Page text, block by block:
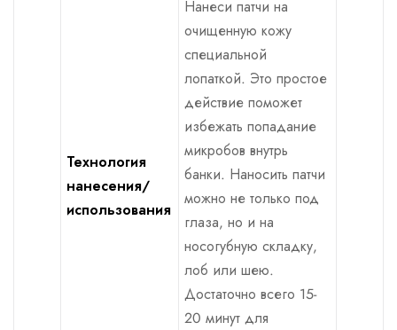
Технология
нанесения/
использования
Нанеси патчи на
очищенную кожу
специальной
лопаткой. Это простое
действие поможет
избежать попадание
микробов внутрь
банки. Наносить патчи
можно не только под
глаза, но и на
носогубную складку,
лоб или шею.
Достаточно всего 15-
20 минут для